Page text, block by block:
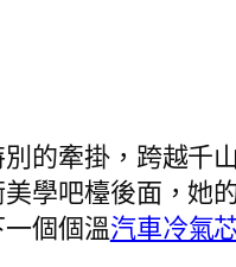
的牽掛，跨越
學吧檯後面，她
個個溫汽車冷氣